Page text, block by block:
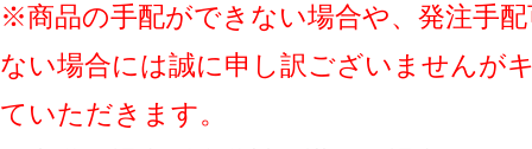
※商品の手配ができない場合や、発注手
ない場合には誠に申し訳ございませんが
ていただきます。